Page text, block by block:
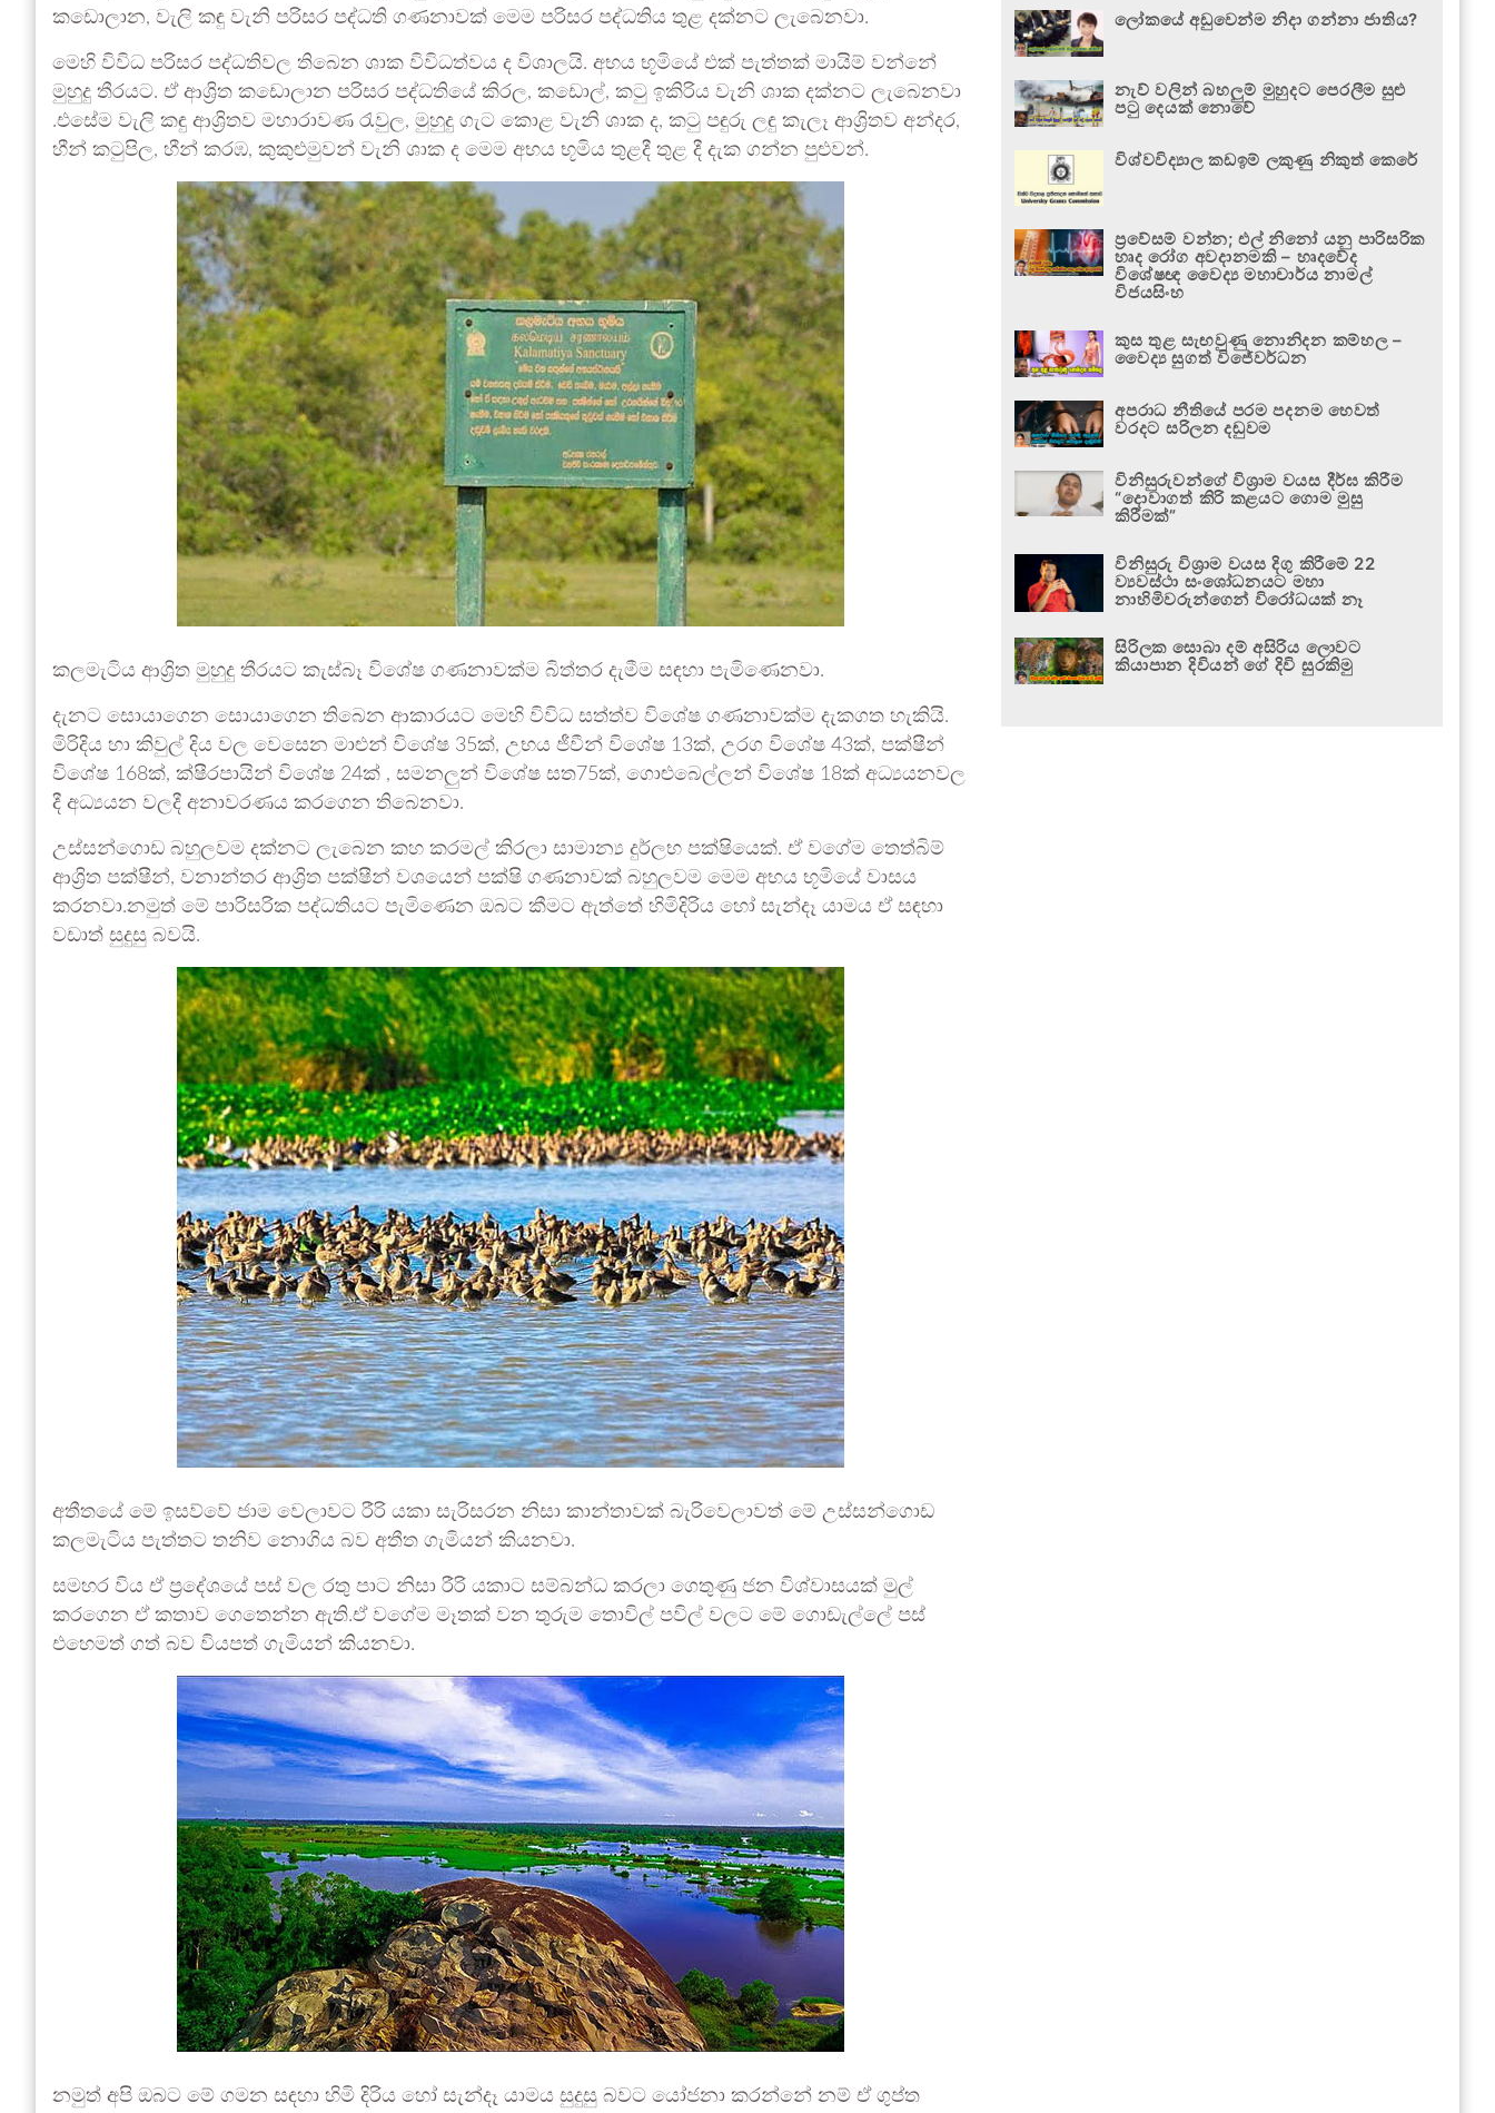
කඩොලාන, වැලි කඳු වැනි පරිසර පද්ධති ගණනාවක් මෙම පරිසර පද්ධතිය තුළ දක්නට ලැබෙනවා.
මෙහි විවිධ පරිසර පද්ධතිවල තිබෙන ශාක විවිධත්වය ද විශාලයි. අභය භූමියේ එක් පැත්තක් මායිම් වන්නේ
මුහුදු තීරයට. ඒ ආශ්‍රිත කඩොලාන පරිසර පද්ධතියේ කිරල, කඩොල්, කටු ඉකිරිය වැනි ශාක දක්නට ලැබෙනවා
.එසේම වැලි කඳු ආශ්‍රිතව මහාරාවණ රැවුල, මුහුදු ගැට කොළ වැනි ශාක ද, කටු පඳුරු ලඳු කැලෑ ආශ්‍රිතව අන්දර,
හීන් කටුපිල, හීන් කරඹ, කුකුළුමුවන් වැනි ශාක ද මෙම අභය භූමිය තුළදී තුළ දී දැක ගන්න පුළුවන්.
කලමැටිය ආශ්‍රිත මුහුදු තීරයට කැස්බෑ විශේෂ ගණනාවක්ම බිත්තර දැමීම සඳහා පැමිණෙනවා.
දැනට සොයාගෙන සොයාගෙන තිබෙන ආකාරයට මෙහි විවිධ සත්ත්ව විශේෂ ගණනාවක්ම දැකගත හැකියි.
මිරිදිය හා කිවුල් දිය වල වෙසෙන මාළුන් විශේෂ 35ක්, උභය ජීවීන් විශේෂ 13ක්, උරග විශේෂ 43ක්, පක්ෂීන්
විශේෂ 168ක්, ක්ෂීරපායින් විශේෂ 24ක් , සමනලුන් විශේෂ සත75ක්, ගොළුබෙල්ලන් විශේෂ 18ක් අධ්‍යයනවල
දී අධ්‍යයන වලදී අනාවරණය කරගෙන තිබෙනවා.
උස්සන්ගොඩ බහුලවම දක්නට ලැබෙන කහ කරමල් කිරලා සාමාන්‍ය දුර්ලභ පක්ෂියෙක්. ඒ වගේම තෙත්බිම්
ආශ්‍රිත පක්ෂීන්, වනාන්තර ආශ්‍රිත පක්ෂීන් වශයෙන් පක්ෂි ගණනාවක් බහුලවම මෙම අභය භූමියේ වාසය
කරනවා.නමුත් මේ පාරිසරික පද්ධතියට පැමිණෙන ඔබට කීමට ඇත්තේ හිමිදිරිය හෝ සැන්දෑ යාමය ඒ සඳහා
වඩාත් සුදුසු බවයි.
අතීතයේ මේ ඉසව්වේ ජාම වෙලාවට රීරි යකා සැරිසරන නිසා කාන්තාවක් බැරිවෙලාවත් මේ උස්සන්ගොඩ
කලමැටිය පැත්තට තනිව නොගිය බව අතීත ගැමියන් කියනවා.
සමහර විය ඒ ප්‍රදේශයේ පස් වල රතු පාට නිසා රීරි යකාට සම්බන්ධ කරලා ගෙතුණු ජන විශ්වාසයක් මුල්
කරගෙන ඒ කතාව ගෙතෙන්න ඇති.ඒ වගේම මෑතක් වන තුරුම තොවිල් පවිල් වලට මේ ගොඩැල්ලේ පස්
එහෙමත් ගත් බව වියපත් ගැමියන් කියනවා.
නමුත් අපි ඔබට මේ ගමන සඳහා හිමි දිරිය හෝ සැන්දෑ යාමය සුදුසු බවට යෝජනා කරන්නේ නම් ඒ ගුප්ත
ලෝකයේ අඩුවෙන්ම නිදා ගන්නා ජාතිය?
නැව් වලින් බහලුම් මුහුදට පෙරලීම සුළු
පටු දෙයක් නොවේ
විශ්වවිද්‍යාල කඩඉම් ලකුණු නිකුත් කෙරේ
ප්‍රවේසම් වන්න; එල් නිනෝ යනු පාරිසරික
හෘද රෝග අවදානමකි – හෘදවේද
විශේෂඥ වෛද්‍ය මහාචාර්ය නාමල්
විජයසිංහ
කුස තුළ සැඟවුණු නොනිදන කම්හල –
වෛද්‍ය සුගත් විජේවර්ධන
අපරාධ නීතියේ පරම පදනම හෙවත්
වරදට සරිලන දඬුවම
විනිසුරුවන්ගේ විශ්‍රාම වයස දීර්ඝ කිරීම
“දොවාගත් කිරි කළයට ගොම මුසු
කිරීමක්”
විනිසුරු විශ්‍රාම වයස දිගු කිරීමේ 22
ව්‍යවස්ථා සංශෝධනයට මහා
නාහිමිවරුන්ගෙන් විරෝධයක් නෑ
සිරිලක සොබා දම් අසිරිය ලොවට
කියාපාන දිවියන් ගේ දිවි සුරකිමු